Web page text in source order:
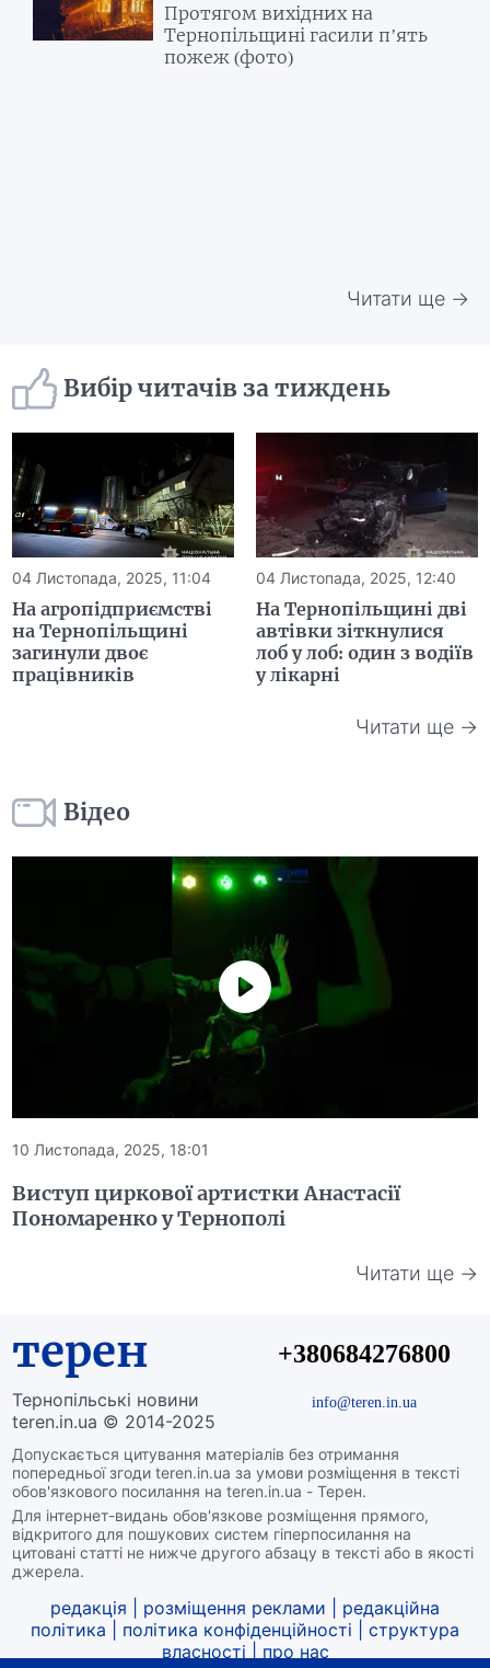
Протягом вихідних на
Тернопільщині гасили п’ять
пожеж (фото)
Читати ще →
Вибір читачів за тиждень
04 Листопада, 2025, 11:04
На агропідприємстві
на Тернопільщині
загинули двоє
працівників
04 Листопада, 2025, 12:40
На Тернопільщині дві
автівки зіткнулися
лоб у лоб: один з водіїв
у лікарні
Читати ще →
Відео
10 Листопада, 2025, 18:01
Виступ циркової артистки Анастасії
Пономаренко у Тернополі
Читати ще →
терен
Тернопільські новини
teren.in.ua © 2014-2025
Допускається цитування матеріалів без отримання
попередньої згоди teren.in.ua за умови розміщення в тексті
обов'язкового посилання на teren.in.ua - Терен.
Для інтернет-видань обов'язкове розміщення прямого,
відкритого для пошукових систем гіперпосилання на
цитовані статті не нижче другого абзацу в тексті або в якості
джерела.
+380684276800
info@teren.in.ua
редакція розміщення реклами
редакційна
політика
політика конфіденційності
структура
власності
про нас